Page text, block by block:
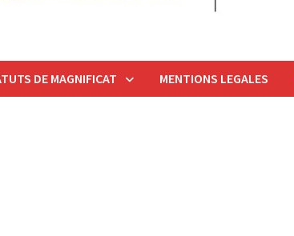
DE MAGNIFICAT MENTIONS LEGALES